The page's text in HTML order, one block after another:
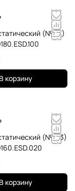
(№181)
В корзину
(№163)
В корзину